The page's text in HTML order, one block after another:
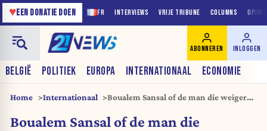
FR INTERVIEWS VRIJE TRIBUNE COLUMNS
♥EEN DONATIE DOEN
BELGIË POLITIEK EUROPA INTERNATIONAAL ECONOMIE
ABONNEREN INLOGGEN
Home Internationaal
Boualem Sansal of de man die weigerde
Boualem Sansal of de man die